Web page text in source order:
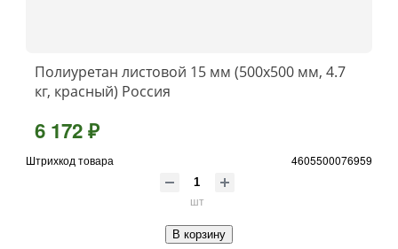
Полиуретан листовой 15 мм (500х500 мм, 4.7
кг, красный) Россия
6 172 ₽
Штрихкод товара 4605500076959
шт
В корзину